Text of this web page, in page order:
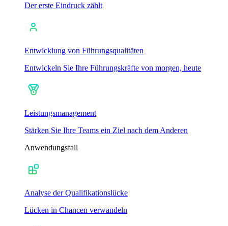
Der erste Eindruck zählt
Entwicklung von Führungsqualitäten
Entwickeln Sie Ihre Führungskräfte von morgen, heute
Leistungsmanagement
Stärken Sie Ihre Teams ein Ziel nach dem Anderen
Anwendungsfall
Analyse der Qualifikationslücke
Lücken in Chancen verwandeln